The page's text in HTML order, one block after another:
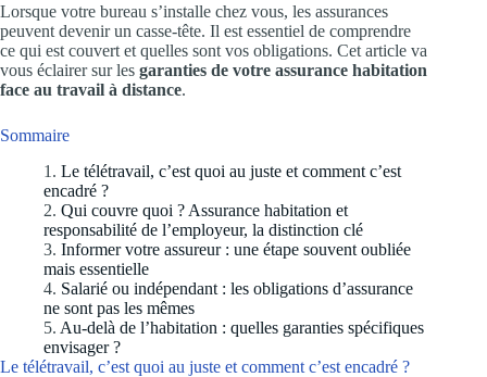
Lorsque votre bureau s’installe chez vous, les assurances
peuvent devenir un casse-tête. Il est essentiel de comprendre
ce qui est couvert et quelles sont vos obligations. Cet article va
vous éclairer sur les garanties de votre assurance habitation
face au travail à distance.
Sommaire
Le télétravail, c’est quoi au juste et comment c’est
encadré ?
Qui couvre quoi ? Assurance habitation et
responsabilité de l’employeur, la distinction clé
Informer votre assureur : une étape souvent oubliée
mais essentielle
Salarié ou indépendant : les obligations d’assurance
ne sont pas les mêmes
Au-delà de l’habitation : quelles garanties spécifiques
envisager ?
Le télétravail, c’est quoi au juste et comment c’est encadré ?